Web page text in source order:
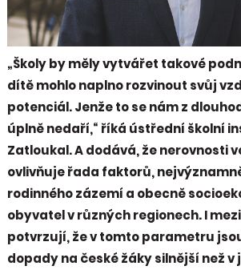
„Školy by měly vytvářet takové
dítě mohlo naplno rozvinout svůj
potenciál. Jenže to se nám z
úplně nedaří,“ říká ústřední školní
Zatloukal. A dodává, že nerovnosti
ovlivňuje řada faktorů,
rodinného zázemí a obecně
obyvatel v různých regionech. I
potvrzují, že v tomto parametru
dopady na české žáky silnější než v